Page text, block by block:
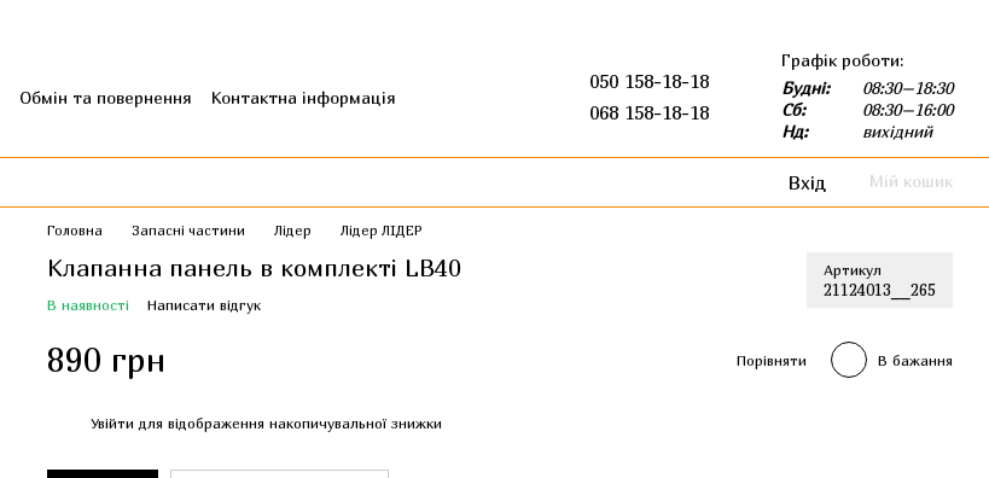
Обмін та повернення
Контактна інформація
050 158-18-18
068 158-18-18
Графік роботи:
Будні:
08:30–18:30
Сб:
08:30–16:00
Нд:
вихідний
Вхід Мій кошик
Головна Запасні частини Лідер Лідер ЛІДЕР
Клапанна панель в комплекті LB40 Артикул
21124013__265
В наявності Написати відгук
890 грн Порівняти В бажання
Увійти для відображення накопичувальної знижки